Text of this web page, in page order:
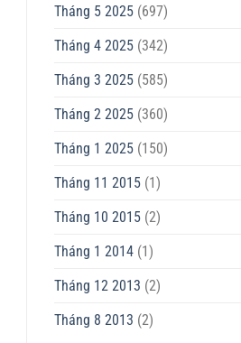
Tháng 5 2025(697)
Tháng 4 2025(342)
Tháng 3 2025(585)
Tháng 2 2025(360)
Tháng 1 2025(150)
Tháng 11 2015(1)
Tháng 10 2015(2)
Tháng 1 2014(1)
Tháng 12 2013 (2)
Tháng 8 2013 (2)